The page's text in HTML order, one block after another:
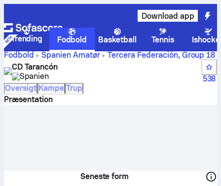
Download app
Trending Fodbold Basketball Tennis
Fodbold
SpanienAmatør
Tercera Federación, Group 18
CD Tarancón scores, kampe, stillinger og spillerstatistik
CD Tarancón
Spanien
538
Oversigt Kampe Trup
Præsentation
Seneste form